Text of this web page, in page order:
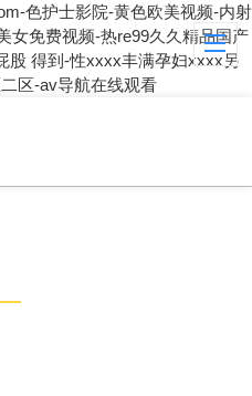
色护士影院-黄色欧美视频-内射
女免费视频-热re99久久精品国产
股 得到-性xxxx丰满孕妇xxxx另
区-av导航在线观看